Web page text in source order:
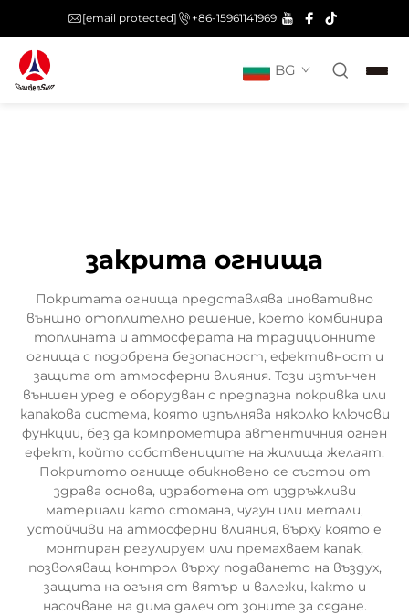
[email protected] +86-15961141969
BG
закрита огнища
Покритата огнища представлява иновативно
външно отоплително решение, което комбинира
топлината и атмосферата на традиционните
огнища с подобрена безопасност, ефективност и
защита от атмосферни влияния. Този изтънчен
външен уред е оборудван с предпазна покривка или
капакова система, която изпълнява няколко ключови
функции, без да компрометира автентичния огнен
ефект, който собствениците на жилища желаят.
Покритото огнище обикновено се състои от
здрава основа, изработена от издръжливи
материали като стомана, чугун или метали,
устойчиви на атмосферни влияния, върху която е
монтиран регулируем или премахваем капак,
позволяващ контрол върху подаването на въздух,
защита на огъня от вятър и валежи, както и
насочване на дима далеч от зоните за сядане.